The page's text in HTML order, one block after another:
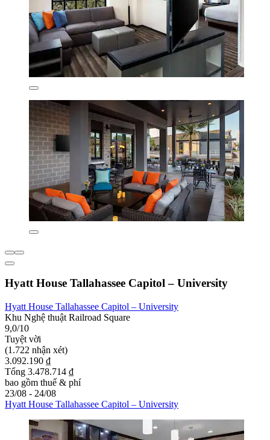
Hyatt House Tallahassee Capitol – University
Hyatt House Tallahassee Capitol – University
Khu Nghệ thuật Railroad Square
9,0/10
Tuyệt vời
(1.722 nhận xét)
3.092.190 ₫
Tổng 3.478.714 ₫
bao gồm thuế & phí
23/08 - 24/08
Hyatt House Tallahassee Capitol – University